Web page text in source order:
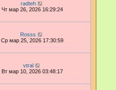
radteh
Чт мар 26, 2026 16:29:24
Rosss
Ср мар 25, 2026 17:30:59
vtral
Вт мар 10, 2026 03:48:17